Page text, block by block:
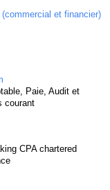
et financier)
Paie, Audit et
courant
CPA chartered